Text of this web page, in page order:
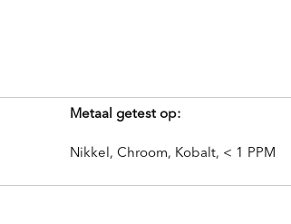
Metaal getest op:
Nikkel, Chroom, Kobalt, < 1 PPM